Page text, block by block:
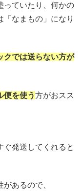
っていたり、何かの
なまもの」になり
クでは送らない方が
便を使う方がおスス
ぐ発送してくれると
あるので、